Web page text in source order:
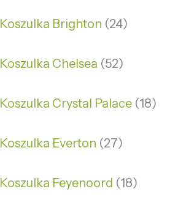
Koszulka Brighton 24
Koszulka Chelsea 52
Koszulka Crystal Palace 18
Koszulka Everton 27
Koszulka Feyenoord 18